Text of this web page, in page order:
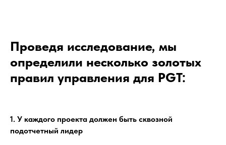
Проведя исследование, мы
определили несколько золотых
правил управления для PGT:
1. У каждого проекта должен быть сквозной
подотчетный лидер